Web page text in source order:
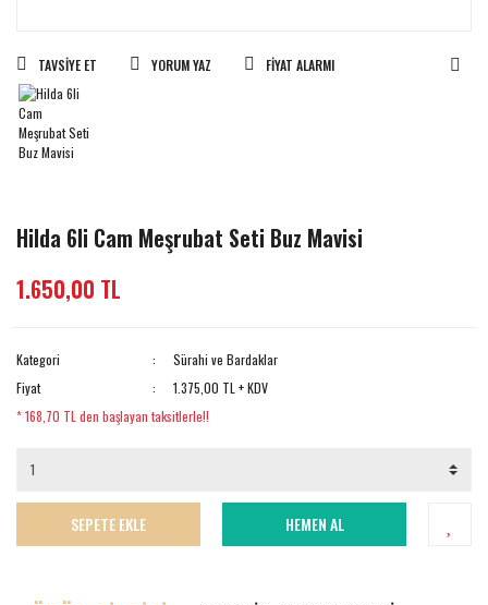
TAVSIYE ET YORUM YAZ FIYAT ALARMI
Hilda 6li Cam Meşrubat Seti Buz Mavisi
1.650,00 TL
Kategori
Sürahi ve Bardaklar
Fiyat
1.375,00 TL + KDV
* 168,70 TL den başlayan taksitlerle!!
SEPETE EKLE HEMEN AL